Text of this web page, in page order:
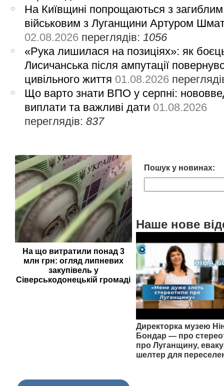
На Київщині попрощаються з загиблим
військовим з Луганщини Артуром
02.08.2026 переглядів: 1056
«Рука лишилася на позиціях»: як
Лисичанська після ампутації
цивільного життя 01.08.2026
Що варто знати ВПО у серпні:
виплати та важливі дати 01.08.2026
переглядів:837
На що витратили понад 3
млн грн: огляд липневих
закупівель у
Сіверськодонецькій громаді
Пошук у новинах:
Наше нове
Директорка музею
Бондар — про
про Луганщину,
шелтер для